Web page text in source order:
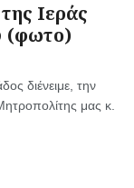
Ιεράς
(φωτο)
διένειμε, την
μας κ.